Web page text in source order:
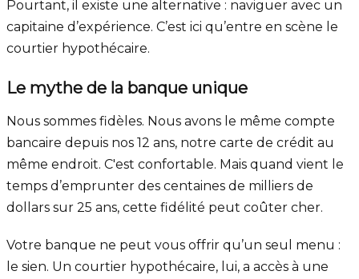
Pourtant, il existe une alternative : naviguer avec un
capitaine d’expérience. C’est ici qu’entre en scène le
courtier hypothécaire.
Le mythe de la banque unique
Nous sommes fidèles. Nous avons le même compte
bancaire depuis nos 12 ans, notre carte de crédit au
même endroit. C'est confortable. Mais quand vient le
temps d’emprunter des centaines de milliers de
dollars sur 25 ans, cette fidélité peut coûter cher.
Votre banque ne peut vous offrir qu’un seul menu :
le sien. Un courtier hypothécaire, lui, a accès à une